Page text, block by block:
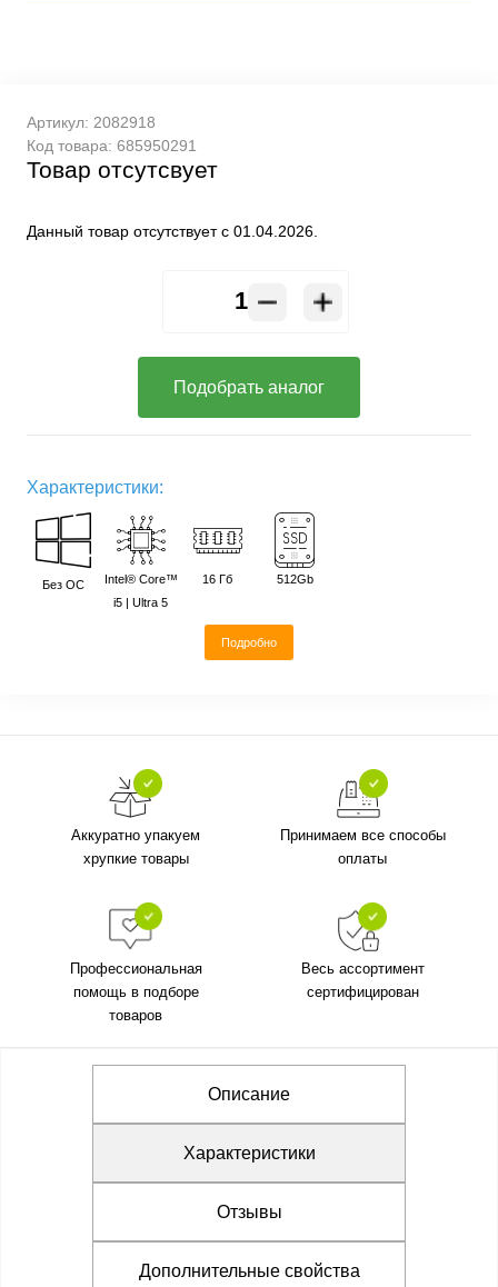
Артикул: 2082918
Код товара: 685950291
Товар отсутсвует
Данный товар отсутствует с 01.04.2026.
Подобрать аналог
Характеристики:
Без ОС
Intel® Core™
i5 | Ultra 5
16 Гб 512Gb
Подробно
Аккуратно упакуем
хрупкие товары
Принимаем все способы
оплаты
Профессиональная
помощь в подборе
товаров
Весь ассортимент
сертифицирован
Описание
Характеристики
Отзывы
Дополнительные свойства